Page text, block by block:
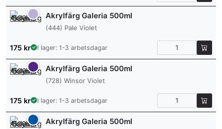
Akrylfärg Galeria 500ml
(444) Pale Violet
175 kr I lager: 1-3 arbetsdagar
Akrylfärg Galeria 500ml
(728) Winsor Violet
175 kr I lager: 1-3 arbetsdagar
Akrylfärg Galeria 500ml